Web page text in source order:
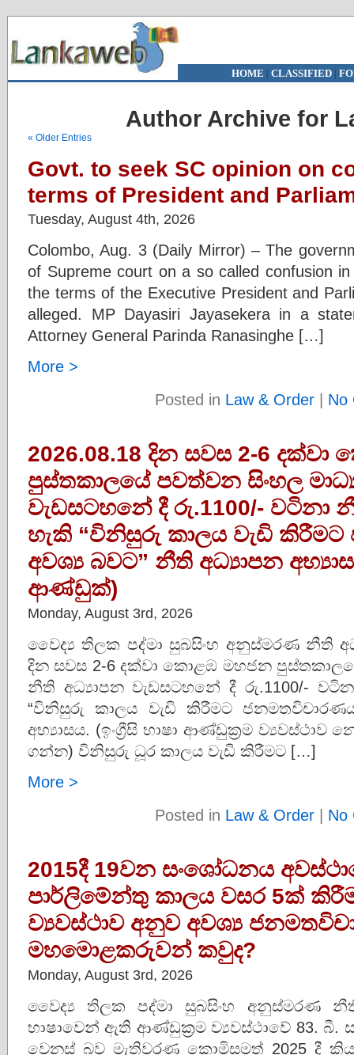
HOME | CLASSIFIED|
Author Archive for
« Older Entries
Govt. to seek SC opinion on
terms of President and
Tuesday, August 4th, 2026
Colombo, Aug. 3 (Daily Mirror) – The
of Supreme court on a so called confusion
the terms of the Executive President and
alleged. MP Dayasiri Jayasekera in a
Attorney General Parinda Ranasinghe […]
More >
Posted in Law & Order| No
2026.08.18 දින සවස 2-6
පුස්තකාලයේ පවත්වන සිංහල
වැඩසටහනේ දී රු.1100/- වටිනා
හැකි “විනිසුරු කාලය වැඩි
අවශ්‍ය බවට” නීති අධ්‍යාපන
ආණ්ඩුක්)
Monday, August 3rd, 2026
වෛද්‍ය තිලක පද්මා සුබසිංහ අනුස්මරණ නීති
දින සවස 2-6 දක්වා කොළඹ මහජන
නීති අධ්‍යාපන වැඩසටහනේ දී රු.1100/-
“විනිසුරු කාලය වැඩි කිරීමට
අභ්‍යාසය. (ඉංග්‍රීසි භාෂා ආණ්ඩුක්‍රම ව්‍යවස්ථාව
ගන්න) විනිසුරු ධූර කාලය වැඩි කිරීමට […]
More >
Posted in Law & Order| No
2015දී 19වන සංශෝධනය
පාර්ලිමේන්තු කාලය වසර 5ක්
ව්‍යවස්ථාව අනුව අවශ්‍ය
මහමොළකරුවන් කවුද?
Monday, August 3rd, 2026
වෛද්‍ය තිලක පද්මා සුබසිංහ අනුස්මරණ නීති
භාෂාවෙන් ඇති ආණ්ඩුක්‍රම ව්‍යවස්ථාවේ 83. බී.
වෙනස් බව මැතිවරණ කොමිසමත් 2025 දී